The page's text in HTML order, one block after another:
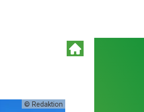
© Redaktion